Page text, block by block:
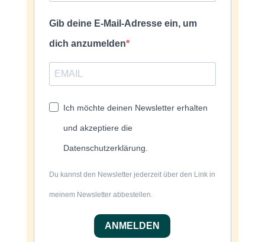
Gib deine E-Mail-Adresse ein, um
dich anzumelden
Ich möchte deinen Newsletter erhalten
und akzeptiere die
Datenschutzerklärung.
Du kannst den Newsletter jederzeit über den Link in
meinem Newsletter abbestellen.
ANMELDEN